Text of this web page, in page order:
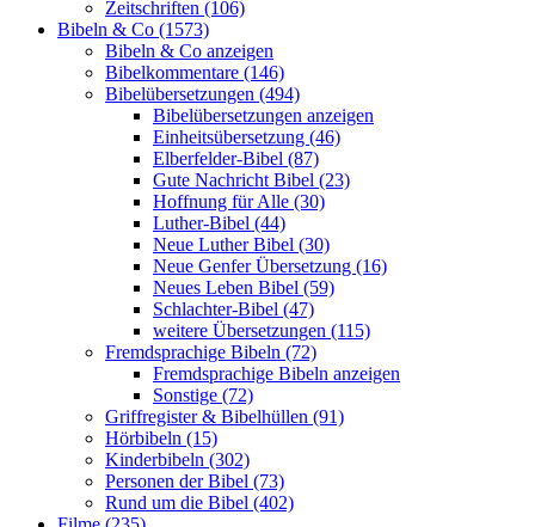
Zeitschriften (106)
Bibeln & Co (1573)
Bibeln & Co anzeigen
Bibelkommentare (146)
Bibelübersetzungen (494)
Bibelübersetzungen anzeigen
Einheitsübersetzung (46)
Elberfelder-Bibel (87)
Gute Nachricht Bibel (23)
Hoffnung für Alle (30)
Luther-Bibel (44)
Neue Luther Bibel (30)
Neue Genfer Übersetzung (16)
Neues Leben Bibel (59)
Schlachter-Bibel (47)
weitere Übersetzungen (115)
Fremdsprachige Bibeln (72)
Fremdsprachige Bibeln anzeigen
Sonstige (72)
Griffregister & Bibelhüllen (91)
Hörbibeln (15)
Kinderbibeln (302)
Personen der Bibel (73)
Rund um die Bibel (402)